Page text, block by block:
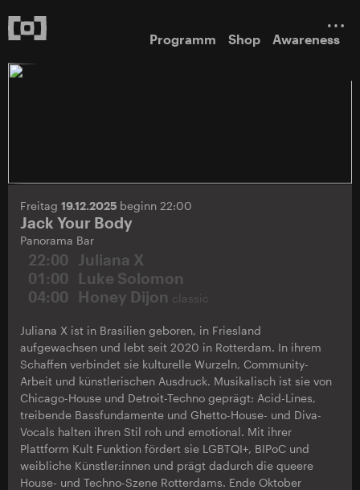
Programm Shop Awareness
Freitag 19.12.2025 beginn 22:00
Jack Your Body
Panorama Bar
22:00
Juliana X
01:00
Luke Solomon
04:00
Honey Dijon classic
Juliana X ist in Brasilien geboren, in Friesland
aufgewachsen und lebt seit 2020 in Rotterdam. In ihrem
Schaffen verbindet sie kulturelle Wurzeln, Community-
Arbeit und künstlerischen Ausdruck. Musikalisch ist sie von
Chicago-House und Detroit-Techno geprägt: Acid-Lines,
treibende Bassfundamente und Ghetto-House- und Diva-
Vocals halten ihren Stil roh und emotional. Mit ihrer
Plattform Kult Funktion fördert sie LGBTQI+, BIPoC und
weibliche Künstler:innen und prägt dadurch die queere
House- und Techno-Szene Rotterdams. Ende Oktober